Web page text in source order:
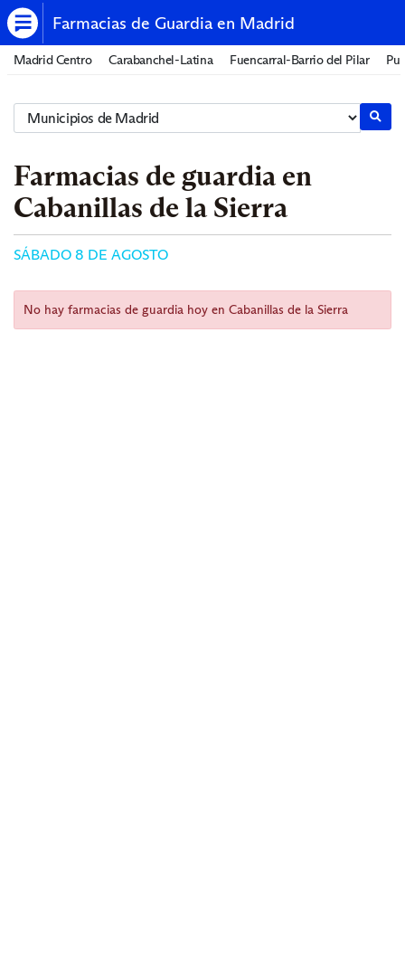
Farmacias de Guardia en Madrid
Madrid Centro Carabanchel-Latina Fuencarral-Barrio del Pilar
Farmacias de guardia en
Cabanillas de la Sierra
SÁBADO 8 DE AGOSTO
No hay farmacias de guardia hoy en Cabanillas de la Sierra